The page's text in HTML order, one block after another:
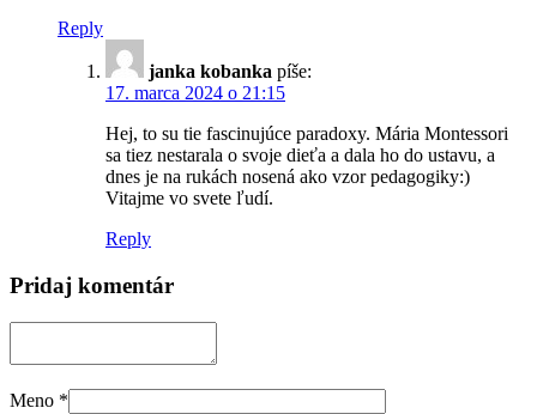
Reply
janka kobanka píše:
17. marca 2024 o 21:15
Hej, to su tie fascinujúce paradoxy. Mária Montessori
sa tiez nestarala o svoje dieťa a dala ho do ustavu, a
dnes je na rukách nosená ako vzor pedagogiky:)
Vitajme vo svete ľudí.
Reply
Pridaj komentár
Meno *